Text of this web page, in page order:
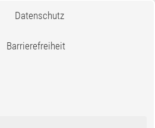
Datenschutz
Barrierefreiheit